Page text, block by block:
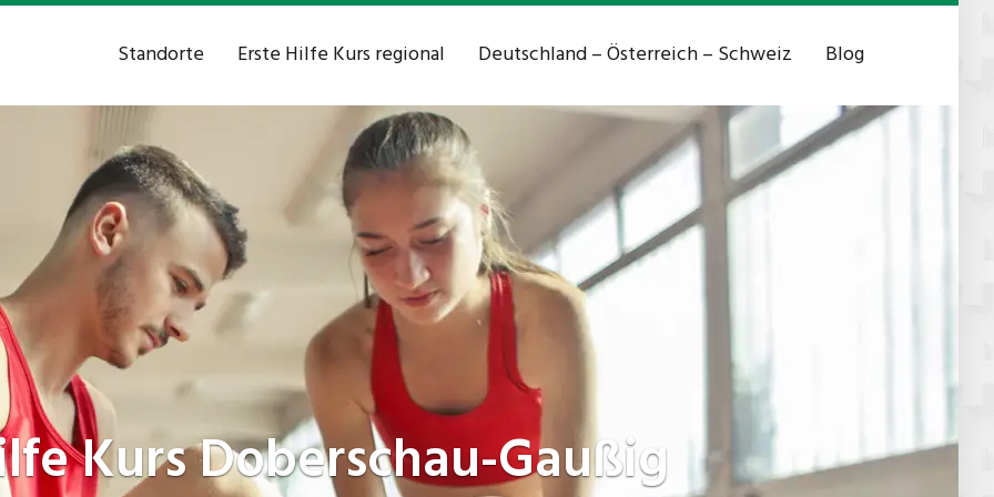
Standorte Erste Hilfe Kurs regional Deutschland – Österreich – Schweiz Blog
KursDoberschau-Gaußig